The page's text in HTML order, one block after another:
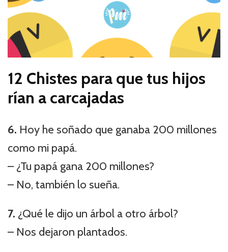
12 Chistes para que tus hijos
rían a carcajadas
6. Hoy he soñado que ganaba 200 millones
como mi papá.
– ¿Tu papá gana 200 millones?
– No, también lo sueña.
7. ¿Qué le dijo un árbol a otro árbol?
– Nos dejaron plantados.